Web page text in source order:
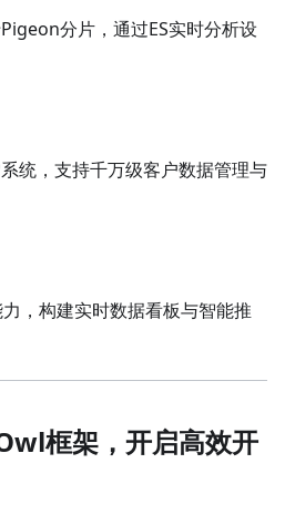
分片，通过ES实时分析设
统，支持千万级客户数据管理与
，构建实时数据看板与智能推
框架，开启高效开